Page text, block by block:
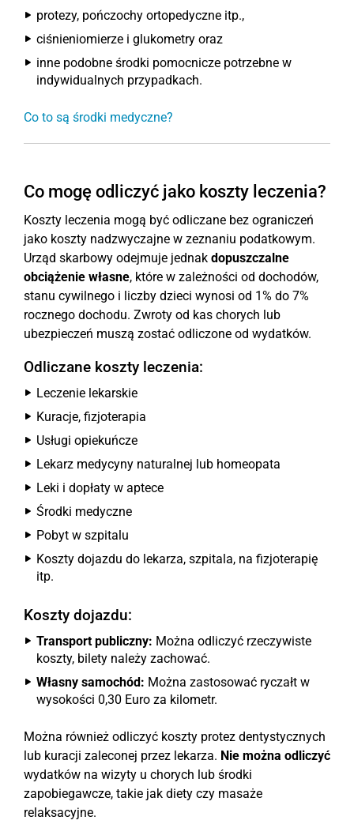
protezy, pończochy ortopedyczne itp.,
ciśnieniomierze i glukometry oraz
inne podobne środki pomocnicze potrzebne w
indywidualnych przypadkach.
Co to są środki medyczne?
Co mogę odliczyć jako koszty leczenia?
Koszty leczenia mogą być odliczane bez ograniczeń
jako koszty nadzwyczajne w zeznaniu podatkowym.
Urząd skarbowy odejmuje jednak dopuszczalne
obciążenie własne, które w zależności od dochodów,
stanu cywilnego i liczby dzieci wynosi od 1% do 7%
rocznego dochodu. Zwroty od kas chorych lub
ubezpieczeń muszą zostać odliczone od wydatków.
Odliczane koszty leczenia:
Leczenie lekarskie
Kuracje, fizjoterapia
Usługi opiekuńcze
Lekarz medycyny naturalnej lub homeopata
Leki i dopłaty w aptece
Środki medyczne
Pobyt w szpitalu
Koszty dojazdu do lekarza, szpitala, na fizjoterapię
itp.
Koszty dojazdu:
Transport publiczny: Można odliczyć rzeczywiste
koszty, bilety należy zachować.
Własny samochód: Można zastosować ryczałt w
wysokości 0,30 Euro za kilometr.
Można również odliczyć koszty protez dentystycznych
lub kuracji zaleconej przez lekarza. Nie można odliczyć
wydatków na wizyty u chorych lub środki
zapobiegawcze, takie jak diety czy masaże
relaksacyjne.